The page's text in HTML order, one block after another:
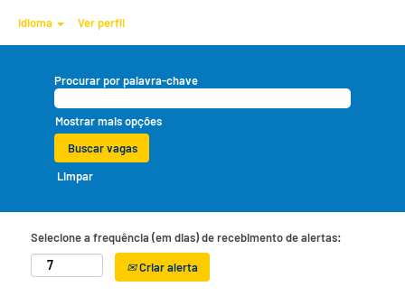
Idioma Ver perfil
Procurar por palavra-chave
Mostrar mais opções
Limpar
Selecione a frequência (em dias) de recebimento de alertas:
Criar alerta